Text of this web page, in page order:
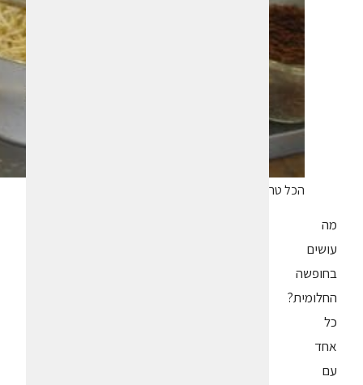
הכל טרי בארוחת הבוקר. צילום איריס לוי
מה
עושים
בחופשה
החלומית?
כל
אחד
עם